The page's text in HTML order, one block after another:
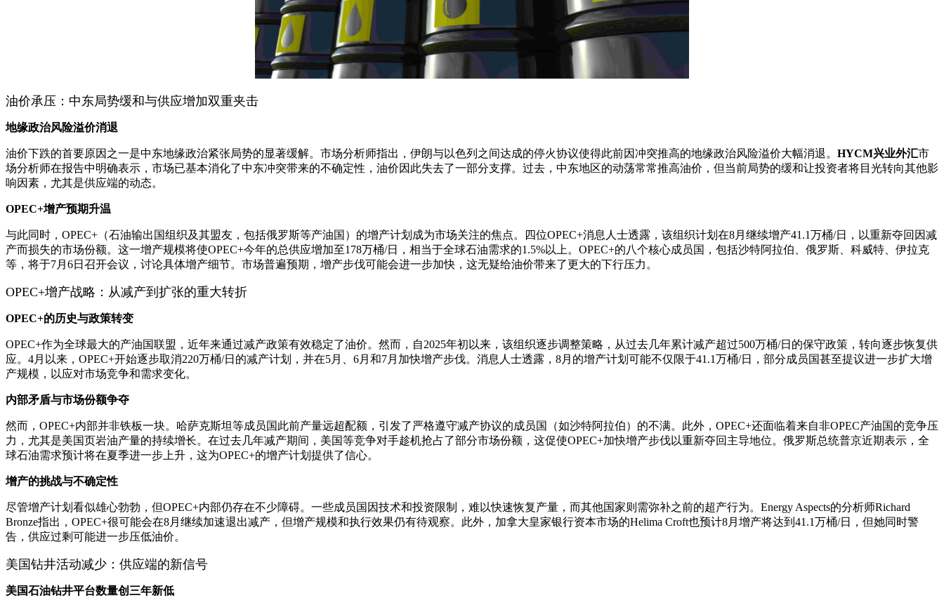
油价承压：中东局势缓和与供应增加双重夹击
地缘政治风险溢价消退
油价下跌的首要原因之一是中东地缘政治紧张局势的显著缓解。市场分析师指出，伊朗与以色列之间达成的停火协议使得此前因冲突推高的地缘政治风险溢价大幅消退。 HYCM兴业外汇市
场分析师在报告中明确表示，市场已基本消化了中东冲突带来的不确定性，油价因此失去了一部分支撑。过去，中东地区的动荡常常推高油价，但当前局势的缓和让投资者将目光转向其他影
响因素，尤其是供应端的动态。
OPEC+增产预期升温
与此同时，OPEC+（石油输出国组织及其盟友，包括俄罗斯等产油国）的增产计划成为市场关注的焦点。四位OPEC+消息人士透露，该组织计划在8月继续增产41.1万桶/日，以重新夺回因减
产而损失的市场份额。这一增产规模将使OPEC+今年的总供应增加至178万桶/日，相当于全球石油需求的1.5%以上。OPEC+的八个核心成员国，包括沙特阿拉伯、俄罗斯、科威特、伊拉克
等，将于7月6日召开会议，讨论具体增产细节。市场普遍预期，增产步伐可能会进一步加快，这无疑给油价带来了更大的下行压力。
OPEC+增产战略：从减产到扩张的重大转折
OPEC+的历史与政策转变
OPEC+作为全球最大的产油国联盟，近年来通过减产政策有效稳定了油价。然而，自2025年初以来，该组织逐步调整策略，从过去几年累计减产超过500万桶/日的保守政策，转向逐步恢复供
应。4月以来，OPEC+开始逐步取消220万桶/日的减产计划，并在5月、6月和7月加快增产步伐。消息人士透露，8月的增产计划可能不仅限于41.1万桶/日，部分成员国甚至提议进一步扩大增
产规模，以应对市场竞争和需求变化。
内部矛盾与市场份额争夺
然而，OPEC+内部并非铁板一块。哈萨克斯坦等成员国此前产量远超配额，引发了严格遵守减产协议的成员国（如沙特阿拉伯）的不满。此外，OPEC+还面临着来自非OPEC产油国的竞争压
力，尤其是美国页岩油产量的持续增长。在过去几年减产期间，美国等竞争对手趁机抢占了部分市场份额，这促使OPEC+加快增产步伐以重新夺回主导地位。俄罗斯总统普京近期表示，全
球石油需求预计将在夏季进一步上升，这为OPEC+的增产计划提供了信心。
增产的挑战与不确定性
尽管增产计划看似雄心勃勃，但OPEC+内部仍存在不少障碍。一些成员国因技术和投资限制，难以快速恢复产量，而其他国家则需弥补之前的超产行为。Energy Aspects的分析师Richard
Bronze指出，OPEC+很可能会在8月继续加速退出减产，但增产规模和执行效果仍有待观察。此外，加拿大皇家银行资本市场的Helima Croft也预计8月增产将达到41.1万桶/日，但她同时警
告，供应过剩可能进一步压低油价。
美国钻井活动减少：供应端的新信号
美国石油钻井平台数量创三年新低